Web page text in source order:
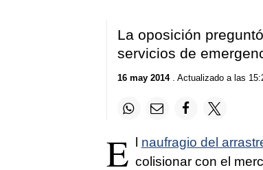
La oposición
servicios de
16 may 2014. Actualizado a las
E naufragio del
colisionar con el